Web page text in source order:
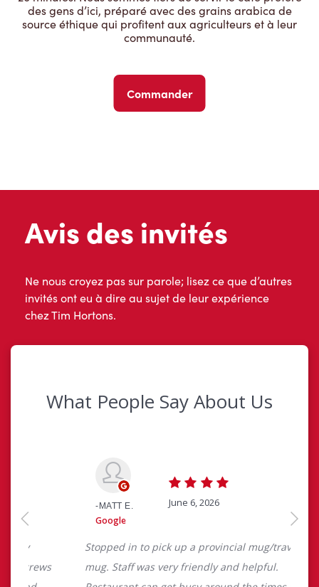
des gens d’ici, préparé avec des grains arabica de
source éthique qui profitent aux agriculteurs et à leur
communauté.
Commander
Avis des invités
Ne nous croyez pas sur parole; lisez ce que d’autres
invités ont eu à dire au sujet de leur expérience
chez Tim Hortons.